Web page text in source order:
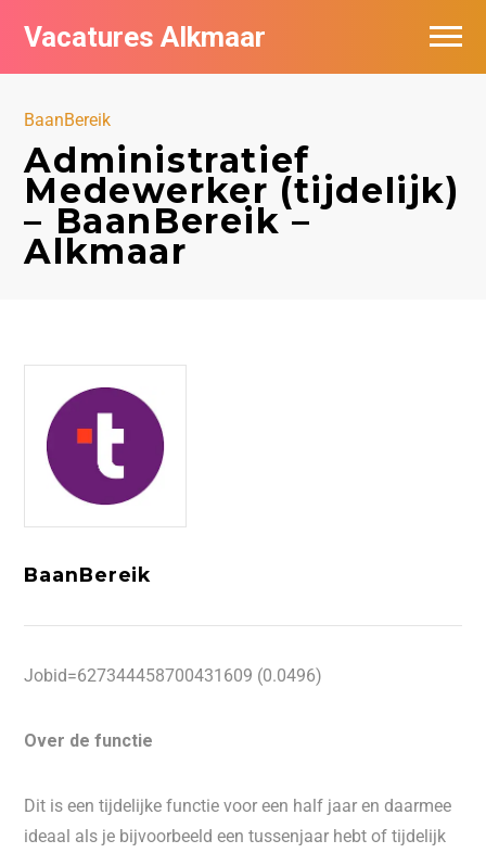
Vacatures Alkmaar
BaanBereik
Administratief
Medewerker (tijdelijk)
– BaanBereik –
Alkmaar
BaanBereik
Jobid=627344458700431609 (0.0496)
Over de functie
Dit is een tijdelijke functie voor een half jaar en daarmee
ideaal als je bijvoorbeeld een tussenjaar hebt of tijdelijk
Vacatures per bedrijf